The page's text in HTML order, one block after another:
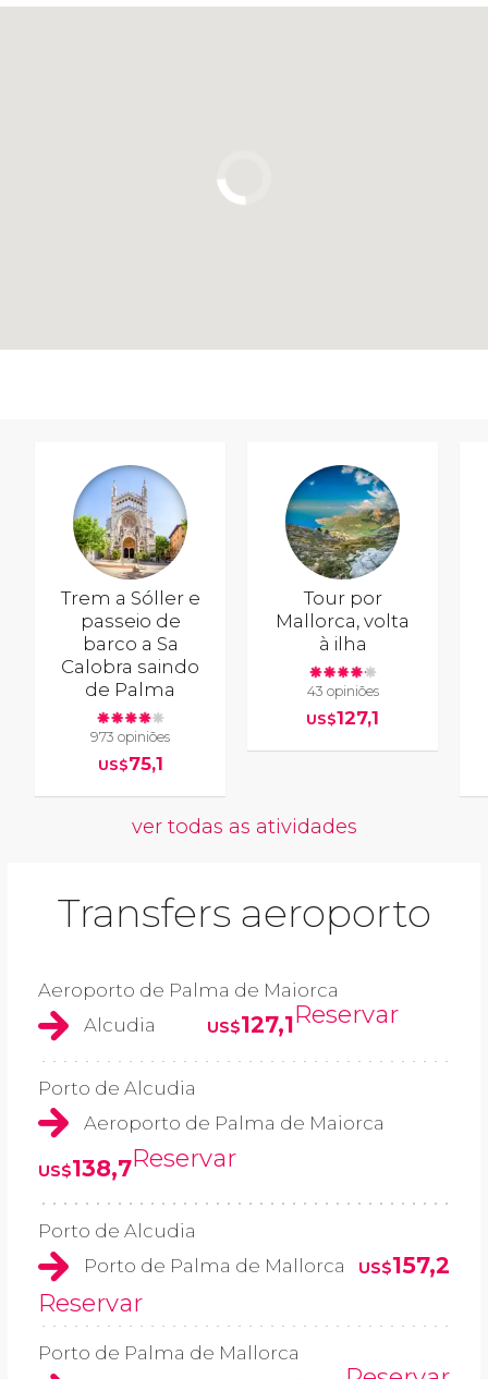
Trem a Sóller e
passeio de
barco a Sa
Calobra saindo
de Palma
973 opiniões
US$75,1
Tour por
Mallorca, volta
à ilha
43 opiniões
US$127,1
ver todas as atividades
Transfers aeroporto
Aeroporto de Palma de Maiorca
Alcudia
US$127,1Reservar
Porto de Alcudia
Aeroporto de Palma de Maiorca
US$138,7Reservar
Porto de Alcudia
Porto de Palma de Mallorca
US$157,2
Reservar
Porto de Palma de Mallorca